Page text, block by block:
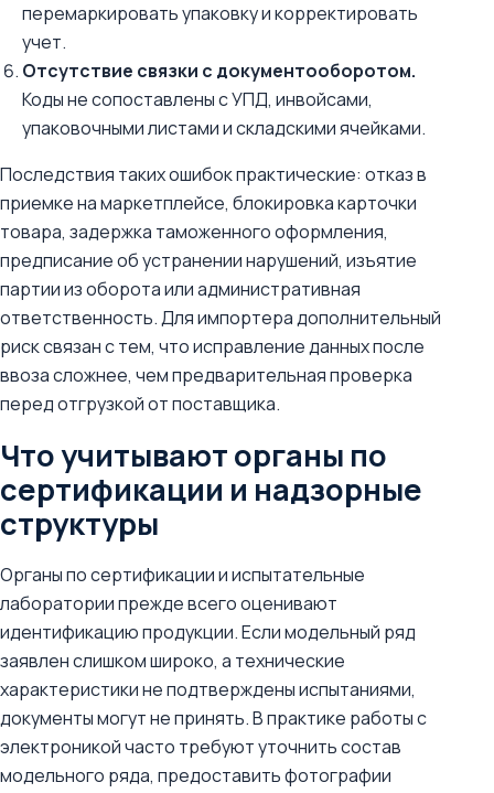
перемаркировать упаковку и корректировать
учет.
Отсутствие связки с документооборотом.
Коды не сопоставлены с УПД, инвойсами,
упаковочными листами и складскими ячейками.
Последствия таких ошибок практические: отказ в
приемке на маркетплейсе, блокировка карточки
товара, задержка таможенного оформления,
предписание об устранении нарушений, изъятие
партии из оборота или административная
ответственность. Для импортера дополнительный
риск связан с тем, что исправление данных после
ввоза сложнее, чем предварительная проверка
перед отгрузкой от поставщика.
Что учитывают органы по
сертификации и надзорные
структуры
Органы по сертификации и испытательные
лаборатории прежде всего оценивают
идентификацию продукции. Если модельный ряд
заявлен слишком широко, а технические
характеристики не подтверждены испытаниями,
документы могут не принять. В практике работы с
электроникой часто требуют уточнить состав
модельного ряда, предоставить фотографии